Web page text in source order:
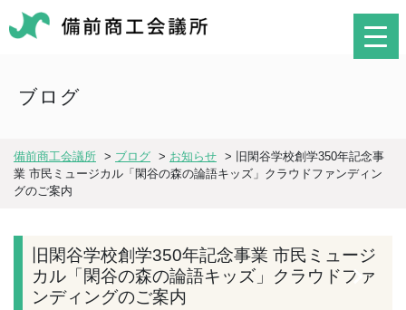
ブログ
備前商工会議所 > ブログ > お知らせ >
旧閑谷学校創学350年記念事
業 市民ミュージカル「閑谷の森の論語キッズ」クラウドファンディン
グのご案内
旧閑谷学校創学350年記念事業 市民ミュージ
カル「閑谷の森の論語キッズ」クラウドファ
ンディングのご案内